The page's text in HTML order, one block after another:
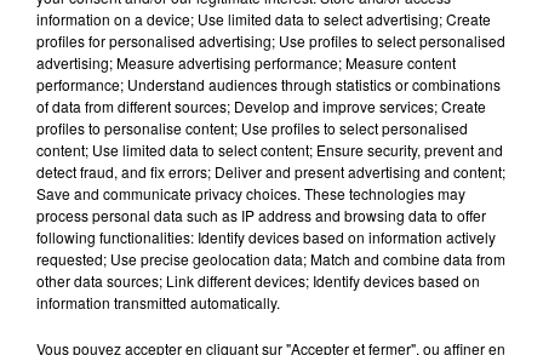
Musique
7 août 2026
RÜFÜS DU SOL annonce un nouvel
album après sa tournée mondiale
Angèle et Amélie Lens dévoilent leur
information on a device; Use limited data to select advertising; Create
profiles for personalised advertising; Use profiles to select personalised
advertising; Measure advertising performance; Measure content
performance; Understand audiences through statistics or combinations
of data from different sources; Develop and improve services; Create
profiles to personalise content; Use profiles to select personalised
content; Use limited data to select content; Ensure security, prevent and
detect fraud, and fix errors; Deliver and present advertising and content;
Save and communicate privacy choices. These technologies may
process personal data such as IP address and browsing data to offer
following functionalities: Identify devices based on information actively
requested; Use precise geolocation data; Match and combine data from
other data sources; Link different devices; Identify devices based on
information transmitted automatically.
Vous pouvez accepter en cliquant sur "Accepter et fermer", ou affiner en